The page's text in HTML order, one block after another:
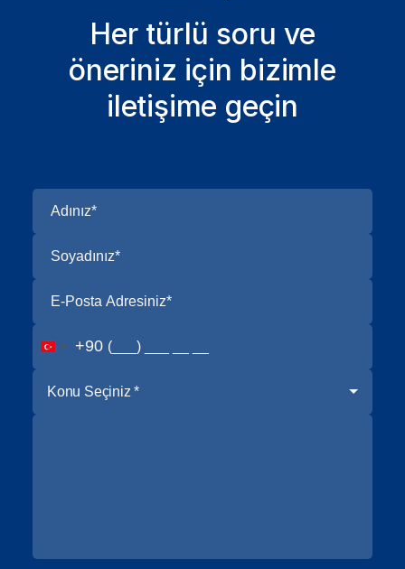
Her türlü soru ve
öneriniz için bizimle
iletişime geçin
+90
Konu Seçiniz *